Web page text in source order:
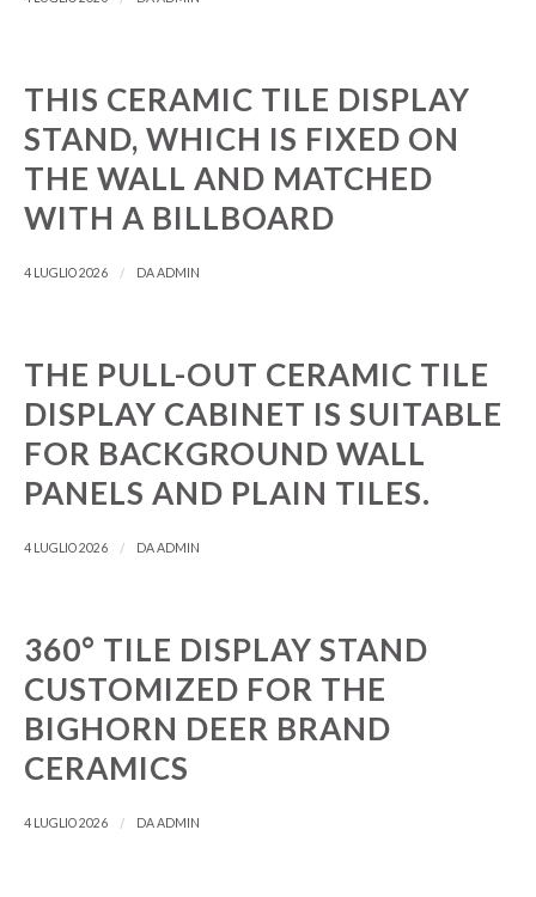
THIS CERAMIC TILE DISPLAY
STAND, WHICH IS FIXED ON
THE WALL AND MATCHED
WITH A BILLBOARD
4 LUGLIO 2026 / DAADMIN
THE PULL-OUT CERAMIC TILE
DISPLAY CABINET IS SUITABLE
FOR BACKGROUND WALL
PANELS AND PLAIN TILES.
4 LUGLIO 2026 / DAADMIN
360° TILE DISPLAY STAND
CUSTOMIZED FOR THE
BIGHORN DEER BRAND
CERAMICS
4 LUGLIO 2026 / DAADMIN
Nepali
Occitan
Pangasinan
Polish
Portuguese
Rohingya
Russian
Sakha
Sanskrit
Saraiki
South Azerbaijani
Swedish
Tagalog
Tahitian
Tajik
Tatar